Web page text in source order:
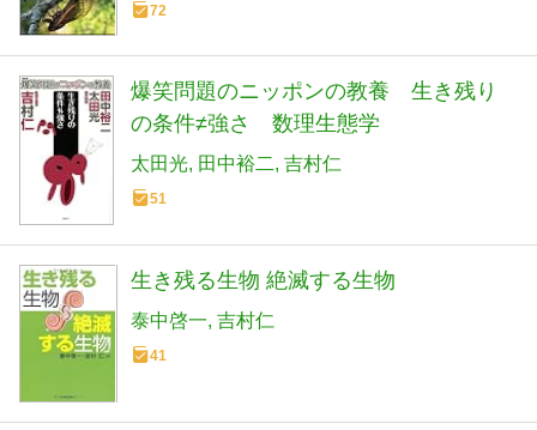
72
爆笑問題のニッポンの教養 生き残り
の条件≠強さ 数理生態学
太田光 田中裕二 吉村仁
51
生き残る生物 絶滅する生物
泰中啓一 吉村仁
41